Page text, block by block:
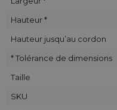
comme sac pour des
maintenant des
événements !
Hauteur *
Hauteur jusqu’au cordon
* Tolérance de dimensions
Taille
SKU